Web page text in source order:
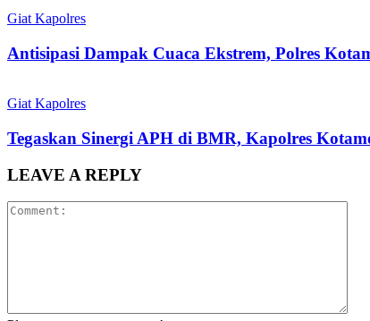
Giat Kapolres
Antisipasi Dampak Cuaca Ekstrem, Polres
Giat Kapolres
Tegaskan Sinergi APH di BMR, Kapolres
LEAVE A REPLY